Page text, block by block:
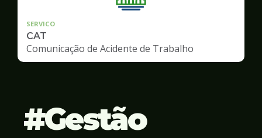
SERVICO
CAT
Comunicação de Acidente de Trabalho
Gestão